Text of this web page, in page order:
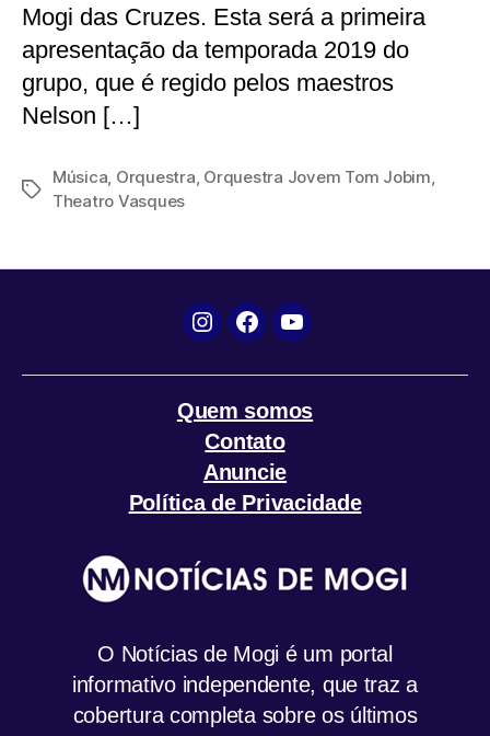
Mogi das Cruzes. Esta será a primeira
apresentação da temporada 2019 do
grupo, que é regido pelos maestros
Nelson […]
Tags
Música, Orquestra, Orquestra Jovem Tom Jobim,
Theatro Vasques
Instagram
FacebookYouTube
Quem somos
Contato
Anuncie
Política de Privacidade
O Notícias de Mogi é um portal
informativo independente, que traz a
cobertura completa sobre os últimos